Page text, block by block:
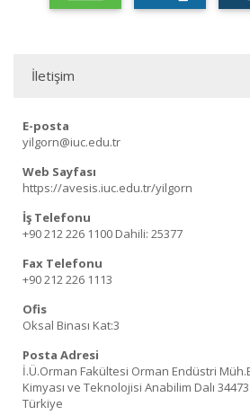
İletişim
E-posta
yilgorn@iuc.edu.tr
Web Sayfası
https://avesis.iuc.edu.tr/yilgorn
İş Telefonu
+90 212 226 1100 Dahili: 25377
Fax Telefonu
+90 212 226 1113
Ofis
Oksal Binası Kat:3
Posta Adresi
İ.Ü.Orman Fakültesi Orman Endüstri
Kimyası ve Teknolojisi Anabilim Dalı
Türkiye